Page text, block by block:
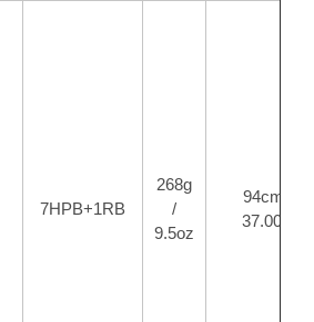
7HPB+1RB
268g
/
9.5oz
94cm /
37.00in